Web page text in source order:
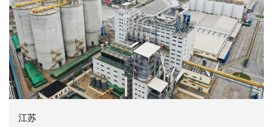
江苏